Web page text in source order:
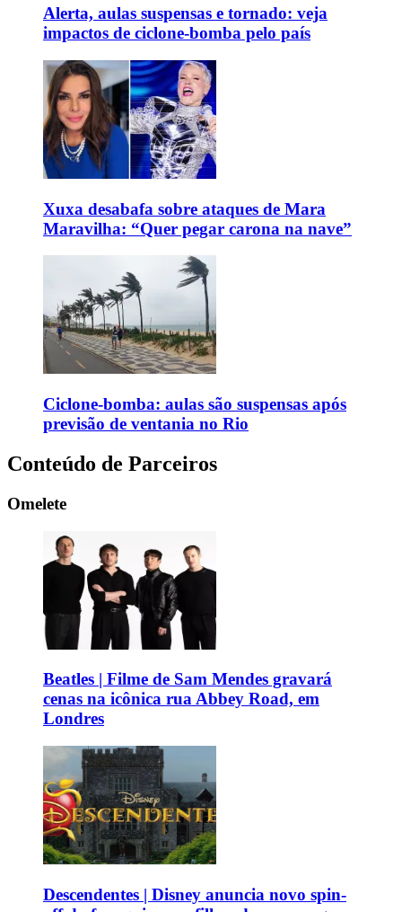
Alerta, aulas suspensas e tornado: veja
impactos de ciclone-bomba pelo país
Xuxa desabafa sobre ataques de Mara
Maravilha: “Quer pegar carona na nave”
Ciclone-bomba: aulas são suspensas após
previsão de ventania no Rio
Conteúdo de Parceiros
Omelete
Beatles | Filme de Sam Mendes gravará
cenas na icônica rua Abbey Road, em
Londres
Descendentes | Disney anuncia novo spin-